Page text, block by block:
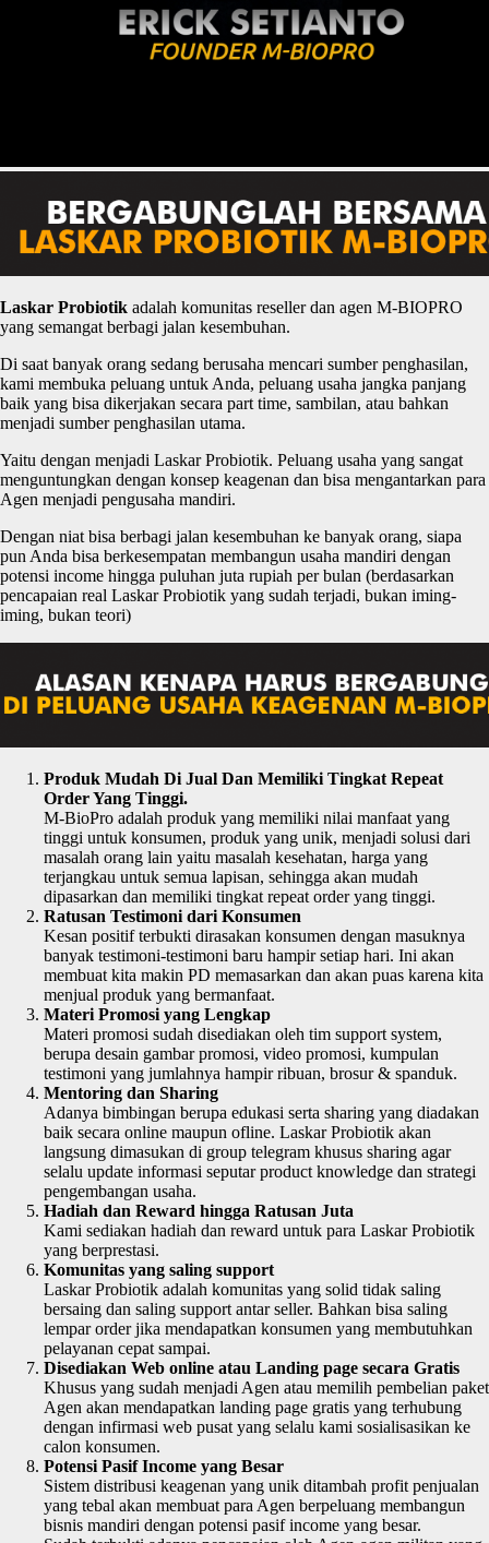
Laskar Probiotik adalah komunitas reseller dan agen M-BIOPRO
yang semangat berbagi jalan kesembuhan.
Di saat banyak orang sedang berusaha mencari sumber penghasilan,
kami membuka peluang untuk Anda, peluang usaha jangka panjang
baik yang bisa dikerjakan secara part time, sambilan, atau bahkan
menjadi sumber penghasilan utama.
Yaitu dengan menjadi Laskar Probiotik. Peluang usaha yang sangat
menguntungkan dengan konsep keagenan dan bisa mengantarkan para
Agen menjadi pengusaha mandiri.
Dengan niat bisa berbagi jalan kesembuhan ke banyak orang, siapa
pun Anda bisa berkesempatan membangun usaha mandiri dengan
potensi income hingga puluhan juta rupiah per bulan (berdasarkan
pencapaian real Laskar Probiotik yang sudah terjadi, bukan iming-
iming, bukan teori)
Produk Mudah Di Jual Dan Memiliki Tingkat Repeat
Order Yang Tinggi.
M-BioPro adalah produk yang memiliki nilai manfaat yang
tinggi untuk konsumen, produk yang unik, menjadi solusi dari
masalah orang lain yaitu masalah kesehatan, harga yang
terjangkau untuk semua lapisan, sehingga akan mudah
dipasarkan dan memiliki tingkat repeat order yang tinggi.
Ratusan Testimoni dari Konsumen
Kesan positif terbukti dirasakan konsumen dengan masuknya
banyak testimoni-testimoni baru hampir setiap hari. Ini akan
membuat kita makin PD memasarkan dan akan puas karena kita
menjual produk yang bermanfaat.
Materi Promosi yang Lengkap
Materi promosi sudah disediakan oleh tim support system,
berupa desain gambar promosi, video promosi, kumpulan
testimoni yang jumlahnya hampir ribuan, brosur & spanduk.
Mentoring dan Sharing
Adanya bimbingan berupa edukasi serta sharing yang diadakan
baik secara online maupun ofline. Laskar Probiotik akan
langsung dimasukan di group telegram khusus sharing agar
selalu update informasi seputar product knowledge dan strategi
pengembangan usaha.
Hadiah dan Reward hingga Ratusan Juta
Kami sediakan hadiah dan reward untuk para Laskar Probiotik
yang berprestasi.
Komunitas yang saling support
Laskar Probiotik adalah komunitas yang solid tidak saling
bersaing dan saling support antar seller. Bahkan bisa saling
lempar order jika mendapatkan konsumen yang membutuhkan
pelayanan cepat sampai.
Disediakan Web online atau Landing page secara Gratis
Khusus yang sudah menjadi Agen atau memilih pembelian paket
Agen akan mendapatkan landing page gratis yang terhubung
dengan infirmasi web pusat yang selalu kami sosialisasikan ke
calon konsumen.
Potensi Pasif Income yang Besar
Sistem distribusi keagenan yang unik ditambah profit penjualan
yang tebal akan membuat para Agen berpeluang membangun
bisnis mandiri dengan potensi pasif income yang besar.